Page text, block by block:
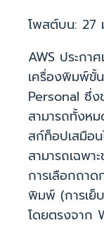
โพสต์บน: 27
AWS ประกา
เครื่องพิมพ์ขั้
Personal ซึ่ง
สามารถทั้งห
สก์ท็อปเสมือ
สามารถเฉพ
การเลือกถา
พิมพ์ (การเย็บ
โดยตรงจาก